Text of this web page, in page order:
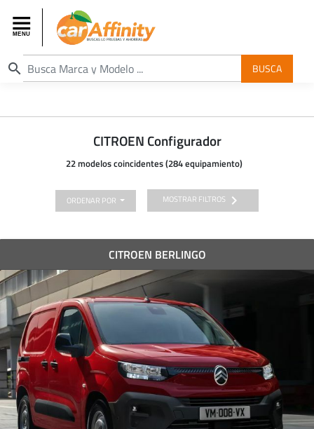
search BUSCA
CITROEN Configurador
22 modelos coincidentes (284 equipamiento)
ORDENAR POR MOSTRAR FILTROS chevron_right
CITROEN BERLINGO